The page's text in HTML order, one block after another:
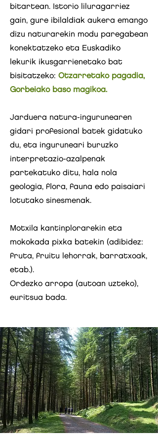
bitartean. Istorio liluragarriez
gain, gure ibilaldiak aukera emango
dizu naturarekin modu paregabean
konektatzeko eta Euskadiko
lekurik ikusgarrienetako bat
bisitatzeko: Otzarretako pagadia,
Gorbeiako baso magikoa.
Jarduera natura-ingurunearen
gidari profesional batek gidatuko
du, eta inguruneari buruzko
interpretazio-azalpenak
partekatuko ditu, hala nola
geologia, flora, fauna edo paisaiari
lotutako sinesmenak.
Motxila kantinplorarekin eta
mokokada pixka batekin (adibidez:
fruta, fruitu lehorrak, barratxoak,
etab.).
Ordezko arropa (autoan uzteko),
euritsua bada.